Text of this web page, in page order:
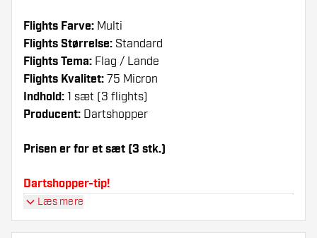
Flights Farve: Multi
Flights Størrelse: Standard
Flights Tema: Flag / Lande
Flights Kvalitet: 75 Micron
Indhold: 1 sæt (3 flights)
Producent: Dartshopper
Prisen er for et sæt (3 stk.)
Dartshopper-tip!
på lager. Disse kan blive beskadiget eller
Læs mere